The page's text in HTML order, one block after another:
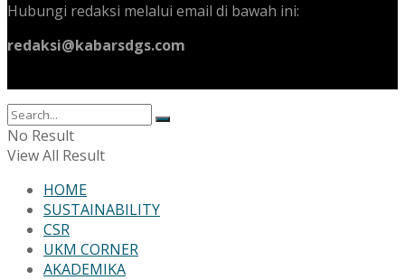
Hubungi redaksi melalui email di bawah ini:
redaksi@kabarsdgs.com
No Result
View All Result
HOME
SUSTAINABILITY
CSR
UKM CORNER
AKADEMIKA